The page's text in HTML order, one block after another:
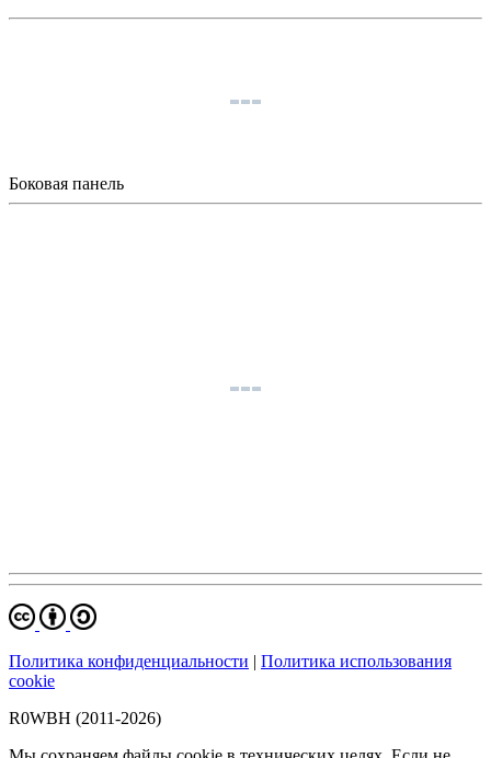
Боковая панель
Политика конфиденциальности | Политика использования
cookie
R0WBH (2011-2026)